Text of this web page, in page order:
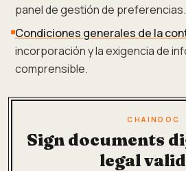
panel de gestión de preferencias.
Condiciones generales de la
incorporación y la exigencia de
comprensible.
CHAINDOC
Sign documents
legal